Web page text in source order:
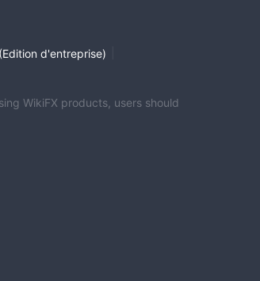
d'entreprise)
WikiFX products, users should